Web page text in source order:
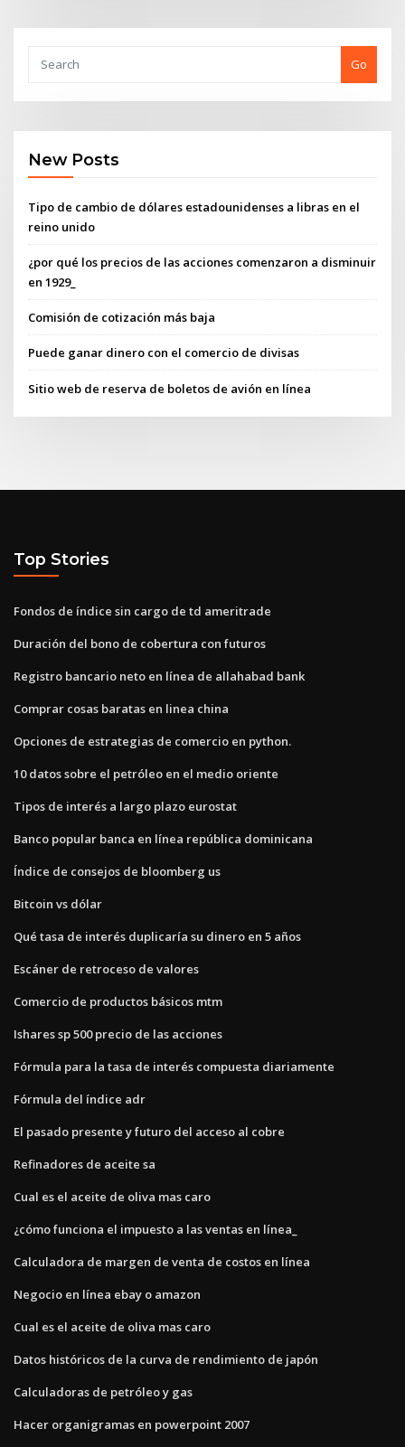
Go
New Posts
Tipo de cambio de dólares estadounidenses a libras en el
reino unido
¿por qué los precios de las acciones comenzaron a disminuir
en 1929_
Comisión de cotización más baja
Puede ganar dinero con el comercio de divisas
Sitio web de reserva de boletos de avión en línea
Top Stories
Fondos de índice sin cargo de td ameritrade
Duración del bono de cobertura con futuros
Registro bancario neto en línea de allahabad bank
Comprar cosas baratas en linea china
Opciones de estrategias de comercio en python.
10 datos sobre el petróleo en el medio oriente
Tipos de interés a largo plazo eurostat
Banco popular banca en línea república dominicana
Índice de consejos de bloomberg us
Bitcoin vs dólar
Qué tasa de interés duplicaría su dinero en 5 años
Escáner de retroceso de valores
Comercio de productos básicos mtm
Ishares sp 500 precio de las acciones
Fórmula para la tasa de interés compuesta diariamente
Fórmula del índice adr
El pasado presente y futuro del acceso al cobre
Refinadores de aceite sa
Cual es el aceite de oliva mas caro
¿cómo funciona el impuesto a las ventas en línea_
Calculadora de margen de venta de costos en línea
Negocio en línea ebay o amazon
Cual es el aceite de oliva mas caro
Datos históricos de la curva de rendimiento de japón
Calculadoras de petróleo y gas
Hacer organigramas en powerpoint 2007